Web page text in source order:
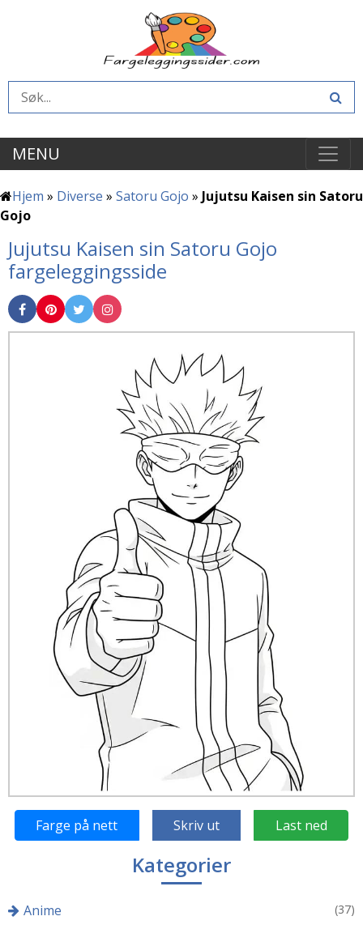
MENU
Hjem » Diverse » Satoru Gojo » Jujutsu Kaisen sin Satoru
Gojo
Jujutsu Kaisen sin Satoru Gojo
fargeleggingsside
Farge på nett Skriv ut Last ned
Kategorier
Anime (37)